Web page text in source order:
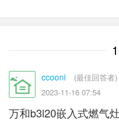
ccooni
(最佳回答者)
2023-11-16 07:54
万和b3l20嵌入式燃气